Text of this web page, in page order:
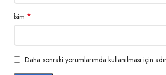
İsim *
Daha sonraki yorumlarımda kullanılması için